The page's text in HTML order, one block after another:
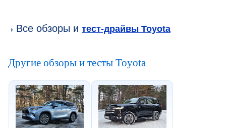
Все обзоры и тест-драйвы Toyota
Другие обзоры и тесты Toyota